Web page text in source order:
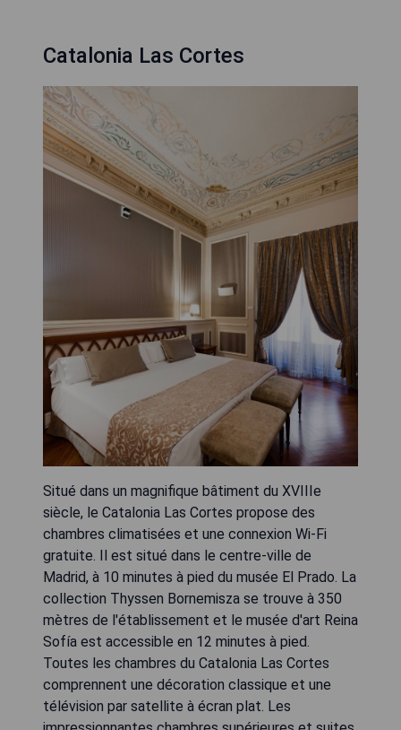
Catalonia Las Cortes
Situé dans un magnifique bâtiment du XVIIIe
siècle, le Catalonia Las Cortes propose des
chambres climatisées et une connexion Wi-Fi
gratuite. Il est situé dans le centre-ville de
Madrid, à 10 minutes à pied du musée El Prado. La
collection Thyssen Bornemisza se trouve à 350
mètres de l'établissement et le musée d'art Reina
Sofía est accessible en 12 minutes à pied.
Toutes les chambres du Catalonia Las Cortes
comprennent une décoration classique et une
télévision par satellite à écran plat. Les